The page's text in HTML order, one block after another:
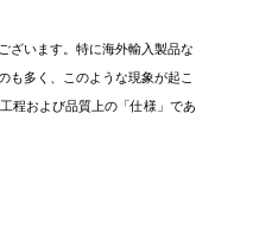
ざいます。特に海外輸入製品な
も多く、このような現象が起こ
程および品質上の「仕様」であ